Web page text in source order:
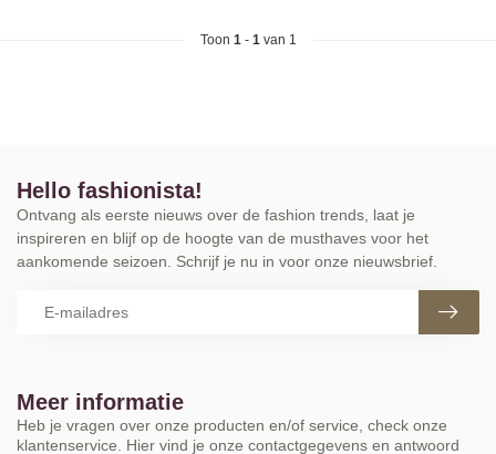
Toon 1- 1van 1
Meer informatie
Heb je vragen over onze producten en/of service, check onze
klantenservice. Hier vind je onze contactgegevens en antwoord
Hello fashionista!
Ontvang als eerste nieuws over de fashion trends, laat je
inspireren en blijf op de hoogte van de musthaves voor het
aankomende seizoen. Schrijf je nu in voor onze nieuwsbrief.